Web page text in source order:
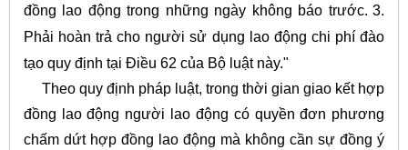
đồng lao động trong những ngày không báo trước. 3.
Phải hoàn trả cho người sử dụng lao động chi phí đào
tạo quy định tại Điều 62 của Bộ luật này."
Theo quy định pháp luật, trong thời gian giao kết hợp
đồng lao động người lao động có quyền đơn phương
chấm dứt hợp đồng lao động mà không cần sự đồng ý